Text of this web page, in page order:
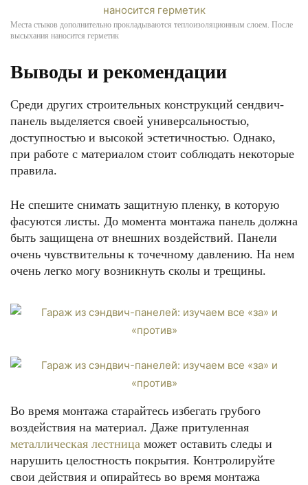
Места стыков дополнительно прокладываются теплоизоляционным слоем. После
высыхания наносится герметик
Выводы и рекомендации
Среди других строительных конструкций сендвич-
панель выделяется своей универсальностью,
доступностью и высокой эстетичностью. Однако,
при работе с материалом стоит соблюдать некоторые
правила.
Не спешите снимать защитную пленку, в которую
фасуются листы. До момента монтажа панель должна
быть защищена от внешних воздействий. Панели
очень чувствительны к точечному давлению. На нем
очень легко могу возникнуть сколы и трещины.
Во время монтажа старайтесь избегать грубого
воздействия на материал. Даже притуленная
металлическая лестница может оставить следы и
нарушить целостность покрытия. Контролируйте
свои действия и опирайтесь во время монтажа